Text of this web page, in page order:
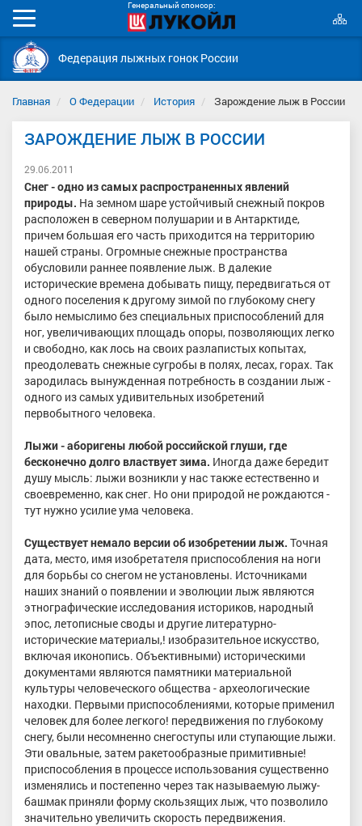
Генеральный спонсор:
Мобильное
меню
Федерация лыжных гонок России
Главная О Федерации История Зарождение лыж в России
ЗАРОЖДЕНИЕ ЛЫЖ В РОССИИ
29.06.2011
Снег - одно из самых распространенных явлений
природы. На земном шаре устойчивый снежный покров
расположен в северном полушарии и в Антарктиде,
причем большая его часть приходится на территорию
нашей страны. Огромные снежные пространства
обусловили раннее появление лыж. В далекие
исторические времена добывать пищу, передвигаться от
одного поселения к другому зимой по глубокому снегу
было немыслимо без специальных приспособлений для
ног, увеличивающих площадь опоры, позволяющих легко
и свободно, как лось на своих разлапистых копытах,
преодолевать снежные сугробы в полях, лесах, горах. Так
зародилась вынужденная потребность в создании лыж -
одного из самых удивительных изобретений
первобытного человека.
Лыжи - аборигены любой российской глуши, где
бесконечно долго властвует зима. Иногда даже бередит
душу мысль: лыжи возникли у нас также естественно и
своевременно, как снег. Но они природой не рождаются -
тут нужно усилие ума человека.
Существует немало версии об изобретении лыж. Точная
дата, место, имя изобретателя приспособления на ноги
для борьбы со снегом не установлены. Источниками
наших знаний о появлении и эволюции лыж являются
этнографические исследования историков, народный
эпос, летописные своды и другие литературно-
исторические материалы,! изобразительное искусство,
включая иконопись. Объективными) историческими
документами являются памятники материальной
культуры человеческого общества - археологические
находки. Первыми приспособлениями, которые применил
человек для более легкого! передвижения по глубокому
снегу, были несомненно снегоступы или ступающие лыжи.
Эти овальные, затем ракетообразные примитивные!
приспособления в процессе использования существенно
изменялись и постепенно через так называемую лыжу-
башмак приняли форму скользящих лыж, что позволило
значительно увеличить скорость передвижения.